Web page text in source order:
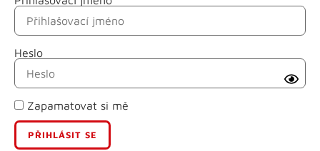
Heslo
Zapamatovat si mě
Příjmení
E-mail